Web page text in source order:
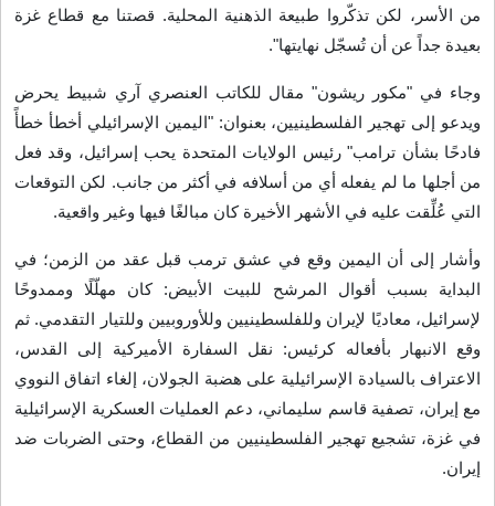
من الأسر، لكن تذكّروا طبيعة الذهنية المحلية. قصتنا مع قطاع غزة
بعيدة جداً عن أن تُسجّل نهايتها".
وجاء في "مكور ريشون" مقال للكاتب العنصري آري شبيط يحرض
ويدعو إلى تهجير الفلسطينيين، بعنوان: "اليمين الإسرائيلي أخطأ خطأً
فادحًا بشأن ترامب" رئيس الولايات المتحدة يحب إسرائيل، وقد فعل
من أجلها ما لم يفعله أي من أسلافه في أكثر من جانب. لكن التوقعات
التي عُلِّقت عليه في الأشهر الأخيرة كان مبالغًا فيها وغير واقعية.
وأشار إلى أن اليمين وقع في عشق ترمب قبل عقد من الزمن؛ في
البداية بسبب أقوال المرشح للبيت الأبيض: كان مهلّلًا وممدوحًا
لإسرائيل، معاديًا لإيران وللفلسطينيين وللأوروبيين وللتيار التقدمي. ثم
وقع الانبهار بأفعاله كرئيس: نقل السفارة الأميركية إلى القدس،
الاعتراف بالسيادة الإسرائيلية على هضبة الجولان، إلغاء اتفاق النووي
مع إيران، تصفية قاسم سليماني، دعم العمليات العسكرية الإسرائيلية
في غزة، تشجيع تهجير الفلسطينيين من القطاع، وحتى الضربات ضد
إيران.